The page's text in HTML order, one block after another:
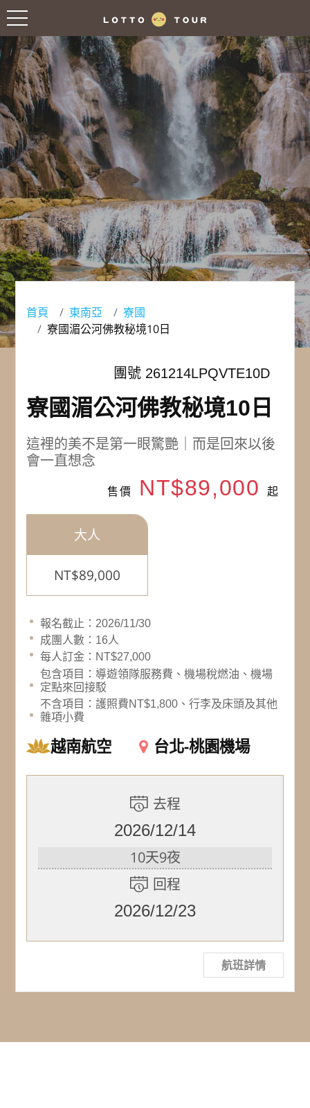
首頁 東南亞
寮國
寮國湄公河佛教秘境10日
團號 261214LPQVTE10D
寮國湄公河佛教秘境10日
這裡的美不是第一眼驚艷｜而是回來以後
會一直想念
售價 NT$89,000 起
大人
NT$89,000
報名截止：2026/11/30
成團人數：16人
每人訂金：NT$27,000
包含項目：導遊領隊服務費、機場稅燃油、機場
定點來回接駁
不含項目：護照費NT$1,800、行李及床頭及其他
雜項小費
越南航空 台北-桃園機場
去程
2026/12/14
10天9夜
回程
2026/12/23
航班詳情